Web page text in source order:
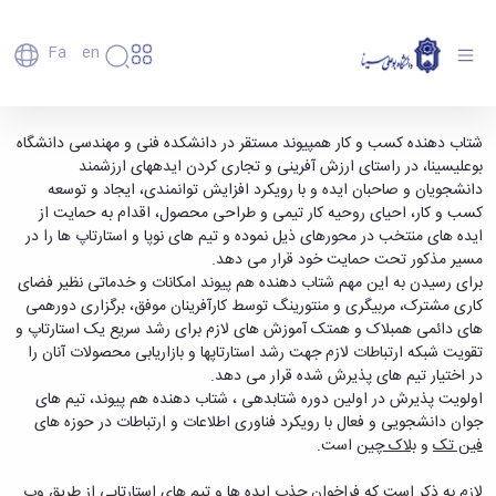
Fa En
دانشگاه
تاریخچه
و
معرفی
برنامه
راهبردی
دانشگاه
نقشه
دانشگاه
سازمان
دانشگاه
معاونت
توسعه
مدیریت
و
پشتیبانی
اعضای
علمی
کارکنان
دانشجویان
فارغ
التحصیلان
دانشکده‌ها
پردیس
اصلی
مهندسی
کشاورزی
شیمی
و
علوم
علوم
ارتباط
با ما
روابط
بین
الملل
(قدم
الآن)
Apply
فراخوان جذب ایده و استارتاپ در حوزه فین تک و
بلاک چین در شتاب دهنده هم پیوند مستقر در
دانشگاه بوعلی سینا - دانشگاه بوعلی سینا همدان
شتاب دهنده کسب و کار هم­پیوند مستقر در دانشکده فنی و مهندسی دانشگاه
بوعلی­سینا، در راستای ارزش آفرینی و تجاری کردن ایده­های ارزشمند
دانشجویان و صاحبان ایده و با رویکرد افزایش توانمندی، ایجاد و توسعه
کسب و کار، احیای روحیه کار تیمی و طراحی محصول، اقدام به حمایت از
ایده های منتخب در محورهای ذیل نموده و تیم های نوپا و استارتاپ ها را در
مسیر مذکور تحت حمایت خود قرار می دهد.
برای رسیدن به این مهم شتاب دهنده هم پیوند امکانات و خدماتی نظیر فضای
کاری مشترک، مربیگری و منتورینگ توسط کارآفرینان موفق، برگزاری دورهمی
های دائمی هم­بلاک و هم­تک آموزش های لازم برای رشد سریع یک استارتاپ و
تقویت شبکه ارتباطات لازم جهت رشد استارتاپ­ها و بازاریابی محصولات آنان را
در اختیار تیم های پذیرش شده قرار می دهد.
اولویت پذیرش در اولین دوره شتابدهی ، شتاب دهنده هم پیوند، تیم های
جوان دانشجویی و فعال با رویکرد فناوری اطلاعات و ارتباطات در حوزه های
فین تک و بلاک چین است.